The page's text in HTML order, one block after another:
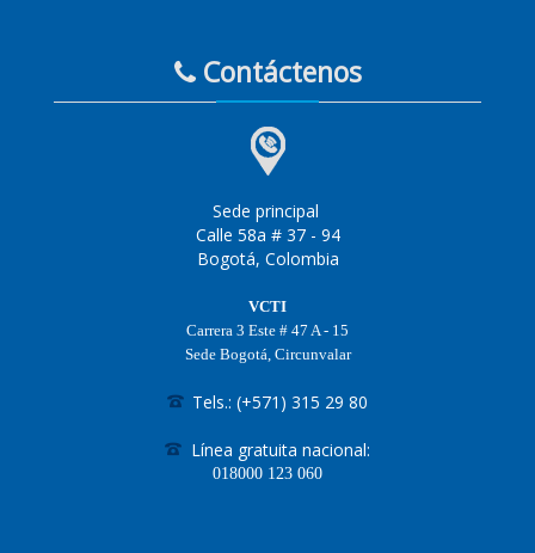
Contáctenos
Sede principal
Calle 58a # 37 - 94
Bogotá, Colombia
VCTI
Carrera 3 Este # 47 A - 15
Sede Bogotá, Circunvalar
Tels.: (+571) 315 29 80
Línea gratuita nacional:
018000 123 060